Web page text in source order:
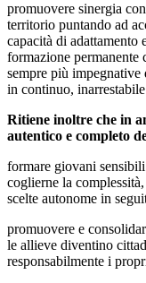
promuovere sinergia
territorio puntando ad
capacità di adattamento
formazione permanente
sempre più impegnative
in continuo,
Ritiene inoltre che in
autentico e completo
formare giovani
coglierne la
scelte autonome in
promuovere e
le allieve diventino
responsabilmente i